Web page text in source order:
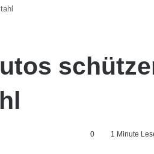
0 1 Minute